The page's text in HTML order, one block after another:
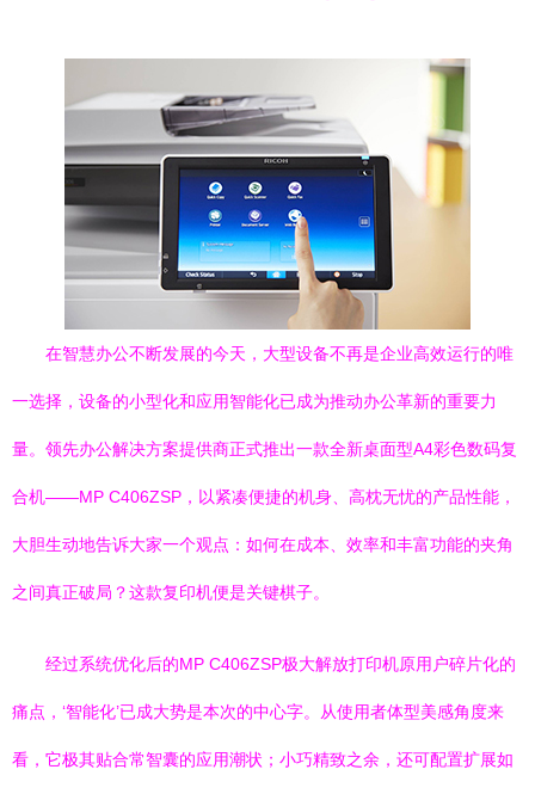
在智慧办公不断发展的今天，大型设备不再是企业高效运行的唯
一选择，设备的小型化和应用智能化已成为推动办公革新的重要力
量。领先办公解决方案提供商正式推出一款全新桌面型A4彩色数码复
合机——MP C406ZSP，以紧凑便捷的机身、高枕无忧的产品性能，
大胆生动地告诉大家一个观点：如何在成本、效率和丰富功能的夹角
之间真正破局？这款复印机便是关键棋子。
经过系统优化后的MP C406ZSP极大解放打印机原用户碎片化的
痛点，‘智能化’已成大势是本次的中心字。从使用者体型美感角度来
看，它极其贴合常智囊的应用潮状；小巧精致之余，还可配置扩展如